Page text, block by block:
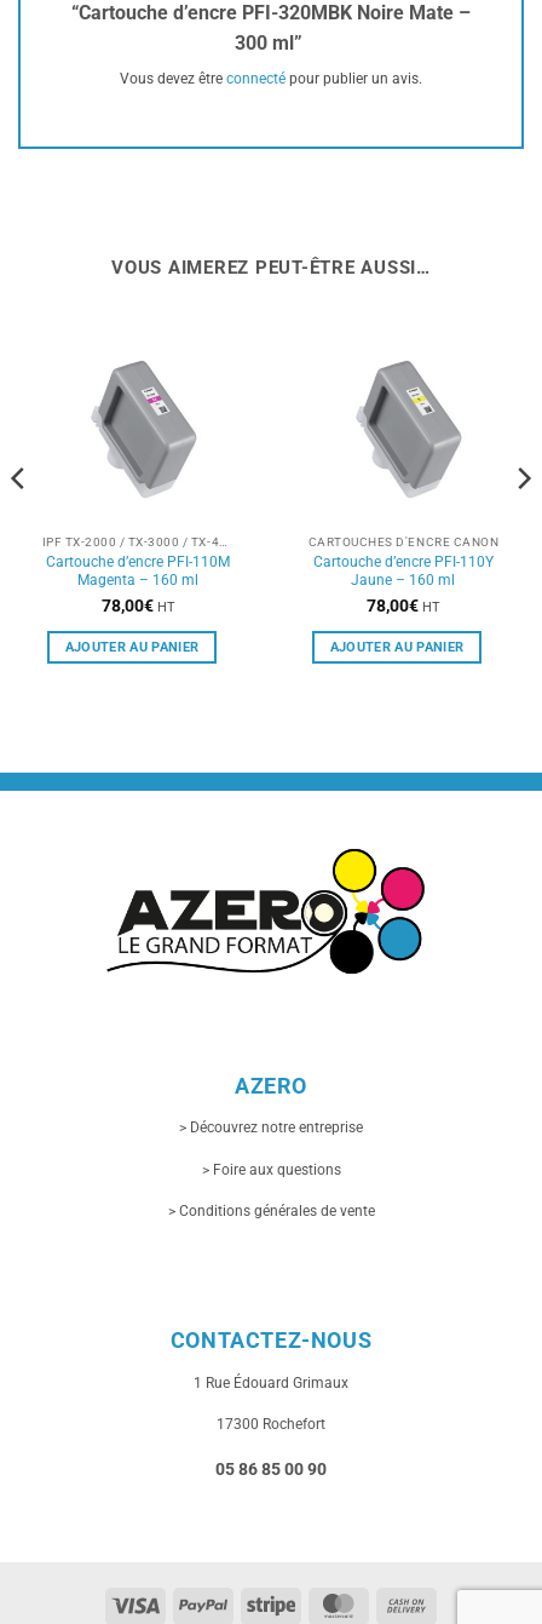
“Cartouche d’encre PFI-320MBK Noire Mate –
300 ml”
Vous devez être connecté pour publier un avis.
VOUS AIMEREZ PEUT-ÊTRE AUSSI…
IPF TX-2000 / TX-3000 / TX-4000
Cartouche d’encre PFI-110M
Magenta – 160 ml
78,00€ HT
AJOUTER AU PANIER
CARTOUCHES D'ENCRE CANON
Cartouche d’encre PFI-110Y
Jaune – 160 ml
78,00€ HT
AJOUTER AU PANIER
AZERO
> Découvrez notre entreprise
> Foire aux questions
> Conditions générales de vente
CONTACTEZ-NOUS
1 Rue Édouard Grimaux
17300 Rochefort
05 86 85 00 90
Visa PayPal Stripe MasterCard